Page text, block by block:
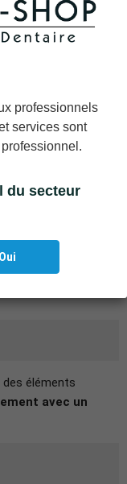
raccourcis que de
ouverte.
éléments
avec un
professionnels
services sont
du secteur
Oui